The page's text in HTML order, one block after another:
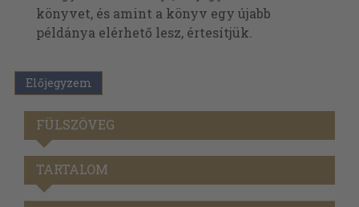
könyvet, és amint a könyv egy újabb
példánya elérhető lesz, értesítjük.
Előjegyzem
FÜLSZÖVEG
TARTALOM